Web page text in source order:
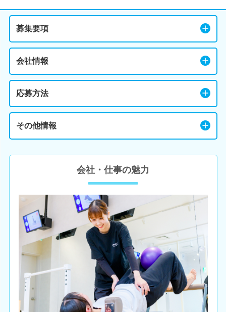
募集要項
会社情報
応募方法
その他情報
会社・仕事の魅力